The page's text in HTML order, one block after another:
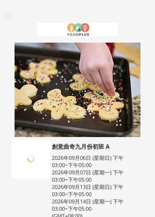
創意曲奇九月份初班 A
2026年09月06日 (星期日) 下午
03:00~下午05:00
2026年09月07日 (星期一) 下午
03:00~下午05:00
2026年09月13日 (星期日) 下午
03:00~下午05:00
2026年09月14日 (星期一) 下午
03:00~下午05:00